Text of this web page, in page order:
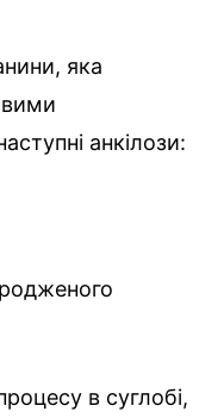
яка
анкілози:
в суглобі,